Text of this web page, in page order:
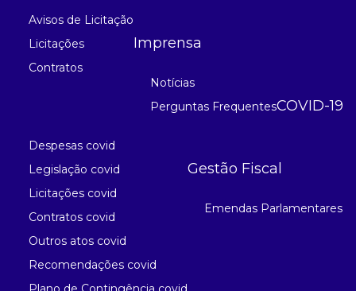
Avisos de Licitação
Licitações
Contratos
Imprensa
Notícias
Perguntas FrequentesCOVID-19
Despesas covid
Legislação covid
Licitações covid
Contratos covid
Outros atos covid
Recomendações covid
Gestão Fiscal
Emendas Parlamentares